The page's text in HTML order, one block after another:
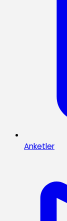
Anketler